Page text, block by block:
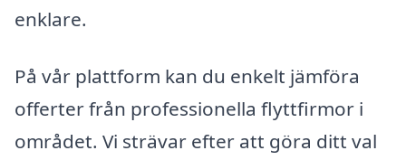
enklare.
På vår plattform kan du enkelt jämföra
offerter från professionella flyttfirmor i
området. Vi strävar efter att göra ditt val